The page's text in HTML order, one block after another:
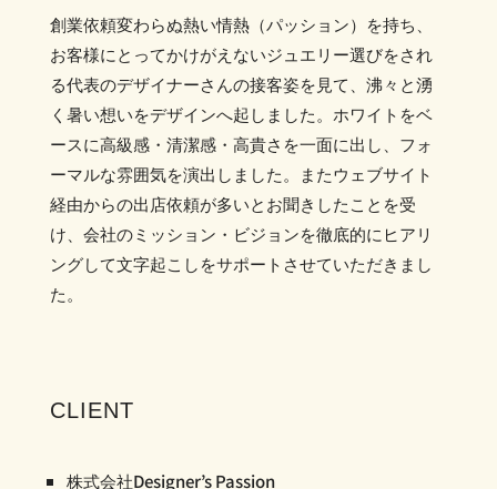
創業依頼変わらぬ熱い情熱（パッション）を持ち、
お客様にとってかけがえないジュエリー選びをされ
る代表のデザイナーさんの接客姿を見て、沸々と湧
く暑い想いをデザインへ起しました。ホワイトをベ
ースに高級感・清潔感・高貴さを一面に出し、フォ
ーマルな雰囲気を演出しました。またウェブサイト
経由からの出店依頼が多いとお聞きしたことを受
け、会社のミッション・ビジョンを徹底的にヒアリ
ングして文字起こしをサポートさせていただきまし
た。
CLIENT
株式会社Designer’s Passion